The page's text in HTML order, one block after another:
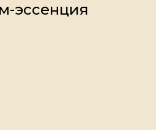
эссенция